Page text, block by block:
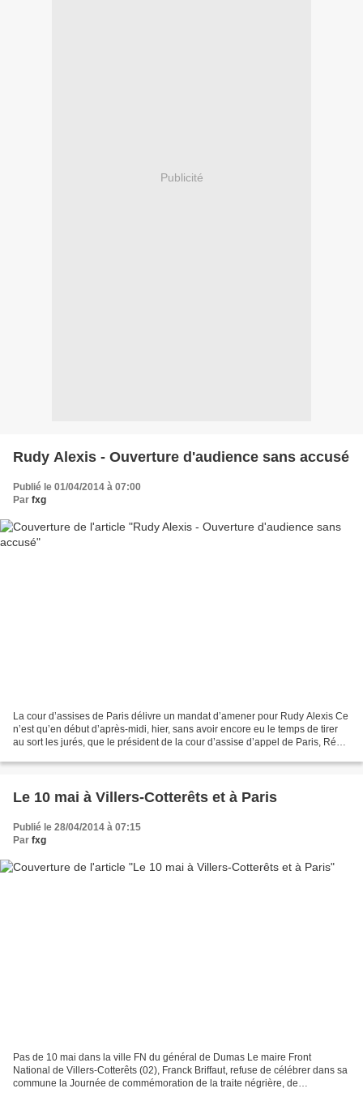
Publicité
Rudy Alexis - Ouverture d'audience sans accusé
Publié le 01/04/2014 à 07:00
Par fxg
La cour d’assises de Paris délivre un mandat d’amener pour Rudy Alexis Ce
n’est qu’en début d’après-midi, hier, sans avoir encore eu le temps de tirer
au sort les jurés, que le président de la cour d’assise d’appel de Paris, Régis
Le 10 mai à Villers-Cotterêts et à Paris
Publié le 28/04/2014 à 07:15
Par fxg
Pas de 10 mai dans la ville FN du général de Dumas Le maire Front
National de Villers-Cotterêts (02), Franck Briffaut, refuse de célébrer dans sa
commune la Journée de commémoration de la traite négrière, de